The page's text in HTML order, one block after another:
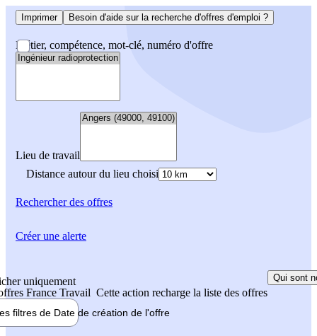
Imprimer Besoin d'aide sur la recherche d'offres d'emploi ?
Métier, compétence, mot-clé, numéro d'offre
Lieu de travail
Distance autour du lieu choisi
Rechercherdes offres
uniquement
France Travail Cette action recharge la liste des offres
Qui sont
filtres de Date de création de l'offre
Créer une alerte